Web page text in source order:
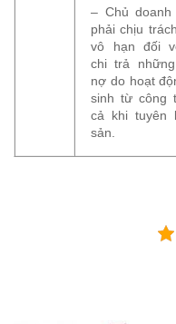
– Chủ doanh
phải chịu
vô hạn đối
chi trả
nợ do hoạt
sinh từ công
cả khi tuyên
sản.